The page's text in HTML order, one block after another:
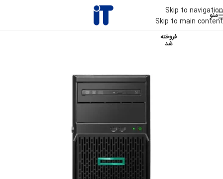
Skip to navigation
Skip to main content
منو
فروخته
شد